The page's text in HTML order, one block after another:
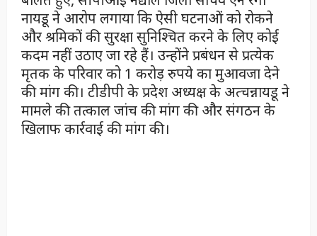
नायडू ने आरोप लगाया कि ऐसी घटनाओं को रोकने
और श्रमिकों की सुरक्षा सुनिश्चित करने के लिए कोई
कदम नहीं उठाए जा रहे हैं। उन्होंने प्रबंधन से प्रत्येक
मृतक के परिवार को 1 करोड़ रुपये का मुआवजा देने
की मांग की। टीडीपी के प्रदेश अध्यक्ष के अत्चन्नायडू ने
मामले की तत्काल जांच की मांग की और संगठन के
खिलाफ कार्रवाई की मांग की।